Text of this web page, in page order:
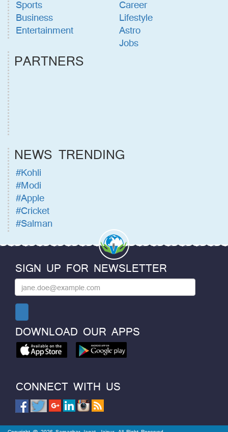
Sports
Business
Entertainment
Career
Lifestyle
Astro
Jobs
PARTNERS
NEWS TRENDING
#Kohli
#Modi
#Apple
#Cricket
#Salman
SIGN UP FOR NEWSLETTER
DOWNLOAD OUR APPS
CONNECT WITH US